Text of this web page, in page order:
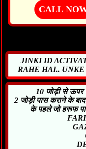
CALL
JINKI ID
RAHE HAI..
10 जोड़ी से ऊपर
2 जोड़ी पास कराने के बाद
के पहले जो हरूफ